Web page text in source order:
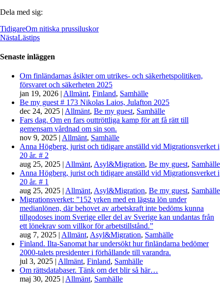
Dela med sig:
TidigareOm nitiska prussiluskor
NästaLästips
Senaste inläggen
Om finländarnas åsikter om utrikes- och säkerhetspolitiken,
försvaret och säkerheten 2025
jan 19, 2026 | Allmänt, Finland, Samhälle
Be my guest # 173 Nikolas Laios, Julafton 2025
dec 24, 2025 | Allmänt, Be my guest, Samhälle
Fars dag. Om en fars outtröttliga kamp för att få rätt till
gemensam vårdnad om sin son.
nov 9, 2025 | Allmänt, Samhälle
Anna Högberg, jurist och tidigare anställd vid Migrationsverket i
20 år. # 2
aug 25, 2025 | Allmänt, Asyl&Migration, Be my guest, Samhälle
Anna Högberg, jurist och tidigare anställd vid Migrationsverket i
20 år. # 1
aug 25, 2025 | Allmänt, Asyl&Migration, Be my guest, Samhälle
Migrationsverket: ”152 yrken med en lägsta lön under
medianlönen, där behovet av arbetskraft inte bedöms kunna
tillgodoses inom Sverige eller del av Sverige kan undantas från
ett lönekrav som villkor för arbetstillstånd.”
aug 7, 2025 | Allmänt, Asyl&Migration, Samhälle
Finland. Ilta-Sanomat har undersökt hur finländarna bedömer
2000-talets presidenter i förhållande till varandra.
jul 3, 2025 | Allmänt, Finland, Samhälle
Om rättsdatabaser. Tänk om det blir så här…
maj 30, 2025 | Allmänt, Samhälle